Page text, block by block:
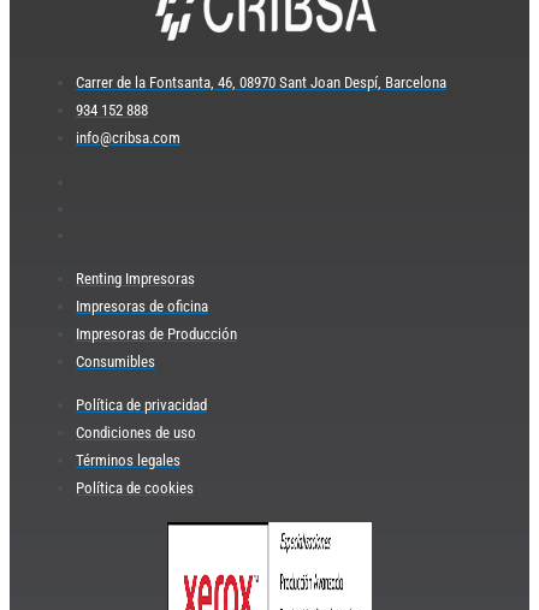
Carrer de la Fontsanta, 46, 08970 Sant Joan Despí, Barcelona
934 152 888
info@cribsa.com
Renting Impresoras
Impresoras de oficina
Impresoras de Producción
Consumibles
Política de privacidad
Condiciones de uso
Términos legales
Política de cookies